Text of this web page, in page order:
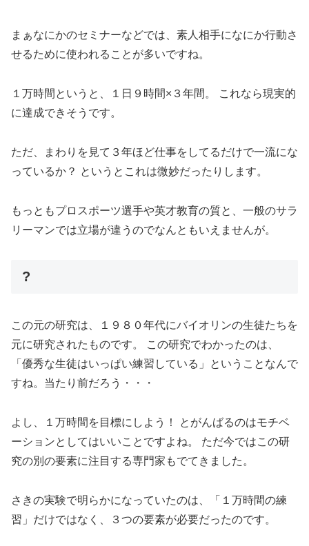
まぁなにかのセミナーなどでは、素人相手になにか行動さ
せるために使われることが多いですね。
１万時間というと、１日９時間×３年間。 これなら現実的
に達成できそうです。
ただ、まわりを見て３年ほど仕事をしてるだけで一流にな
っているか？ というとこれは微妙だったりします。
もっともプロスポーツ選手や英才教育の質と、一般のサラ
リーマンでは立場が違うのでなんともいえませんが。
?
この元の研究は、１９８０年代にバイオリンの生徒たちを
元に研究されたものです。 この研究でわかったのは、
「優秀な生徒はいっぱい練習している」ということなんで
すね。当たり前だろう・・・
よし、１万時間を目標にしよう！ とがんばるのはモチベ
ーションとしてはいいことですよね。 ただ今ではこの研
究の別の要素に注目する専門家もでてきました。
さきの実験で明らかになっていたのは、「１万時間の練
習」だけではなく、３つの要素が必要だったのです。